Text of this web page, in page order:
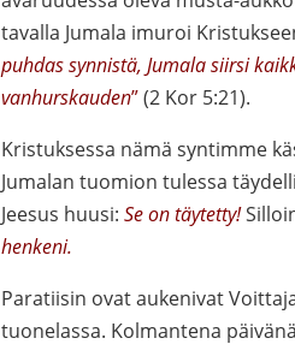
tavalla Jumala imuroi
puhdas synnistä, Jumala siirsi
vanhurskauden”(2 Kor 5:21).
Kristuksessa nämä syntimme
Jumalan tuomion tulessa
Jeesus huusi: Se on täytetty!
henkeni.
Paratiisin ovat aukenivat
tuonelassa. Kolmantena